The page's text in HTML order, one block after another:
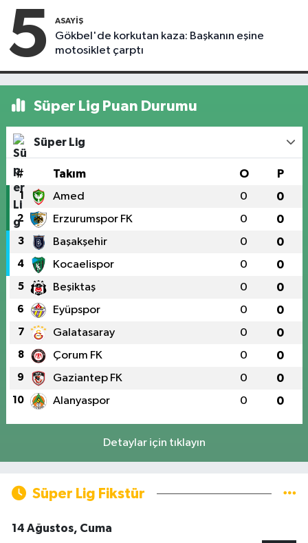
5 ASAYIŞ
Gökbel'de korkutan kaza: Başkanın eşine
motosiklet çarptı
Süper Lig Puan Durumu
Süper Lig
# Takım O P
1 Amed 0 0
2 Erzurumspor FK 0 0
3 Başakşehir 0 0
4 Kocaelispor 0 0
5 Beşiktaş 0 0
6 Eyüpspor 0 0
7 Galatasaray 0 0
8 Çorum FK 0 0
9 Gaziantep FK 0 0
10 Alanyaspor 0 0
Detaylar için tıklayın
Süper Lig Fikstür
14 Ağustos, Cuma